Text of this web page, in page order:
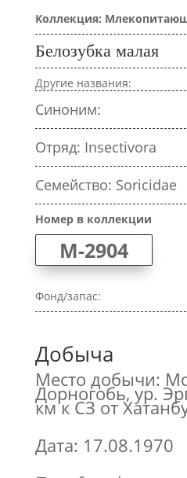
Коллекция:
Белозубка малая
Другие названия:
Синоним:
Отряд: Insectivora
Семейство: Soricidae
Номер в коллекции
M-2904
Фонд/запас:
Добыча
Место добычи:
Дорногобь, ур.
км к СЗ от
Дата: 17.08.1970